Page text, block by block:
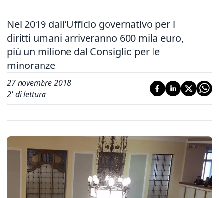
Nel 2019 dall’Ufficio governativo per i
diritti umani arriveranno 600 mila euro,
più un milione dal Consiglio per le
minoranze
27 novembre 2018
2' di lettura